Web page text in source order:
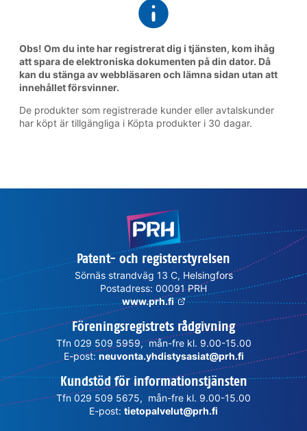
Obs! Om du inte har registrerat dig i tjänsten, kom ihåg
att spara de elektroniska dokumenten på din dator. Då
kan du stänga av webbläsaren och lämna sidan utan att
innehållet försvinner.
De produkter som registrerade kunder eller avtalskunder
har köpt är tillgängliga i Köpta produkter i 30 dagar.
Patent- och registerstyrelsen
Sörnäs strandväg 13 C, Helsingfors
Postadress: 00091 PRH
www.prh.fi
Föreningsregistrets rådgivning
Tfn 029 509 5959, mån-fre kl. 9.00-15.00
E-post:neuvonta.yhdistysasiat@prh.fi
Kundstöd för informationstjänsten
Tfn 029 509 5675, mån-fre kl. 9.00-15.00
E-post: tietopalvelut@prh.fi